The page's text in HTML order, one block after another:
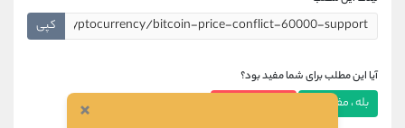
کپی
آیا این مطلب برای شما مفید بود؟
بله ، مفید بود ×